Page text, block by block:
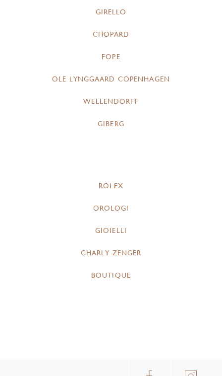
GIRELLO
CHOPARD
FOPE
OLE LYNGGAARD COPENHAGEN
WELLENDORFF
GIBERG
ROLEX
OROLOGI
GIOIELLI
CHARLY ZENGER
BOUTIQUE